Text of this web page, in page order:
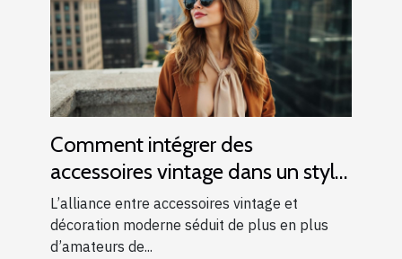
Comment intégrer des
accessoires vintage dans un style
moderne ?
L’alliance entre accessoires vintage et
décoration moderne séduit de plus en plus
d’amateurs de...